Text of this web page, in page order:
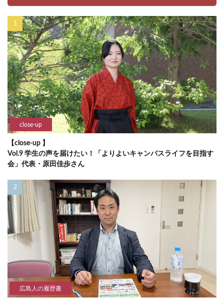
close-up
【close-up 】
Vol.9 学生の声を届けたい！「よりよいキャンパスライフを目指す
会」代表・原田佳歩さん
広島人の履歴書